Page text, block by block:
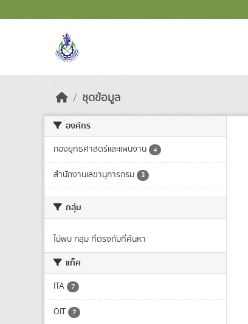
ชุดข้อมูล
องค์กร
กองยุทธศาสตร์และแผนงาน 4
สำนักงานเลขานุการกรม 3
กลุ่ม
ไม่พบ กลุ่ม ที่ตรงกับที่ค้นหา
แท็ค
ITA 7
OIT 7